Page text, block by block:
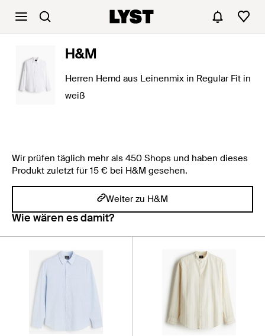
H&M
Herren Hemd aus Leinenmix in Regular Fit in
weiß
Wir prüfen täglich mehr als 450 Shops und haben dieses
Produkt zuletzt für 15 € bei H&M gesehen.
Weiter zu H&M
Wie wären es damit?